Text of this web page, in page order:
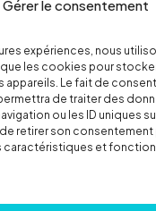
Gérer le consentement
expériences, nous
les cookies pour
appareils. Le fait de
de traiter des
ou les ID uniques
retirer son
caractéristiques et
Actualités
A propos
Contact
Ma liste